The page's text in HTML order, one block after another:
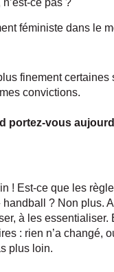
ce pas ?
féministe dans le
finement certaines
convictions.
portez-vous
! Est-ce que les
? Non plus.
à les
: rien n’a changé,
plus loin.